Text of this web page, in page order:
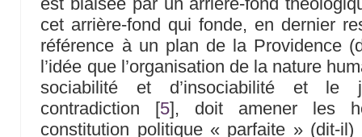
cet arrière-fond qui fonde, en dernier
référence à un plan de la Providence
l’idée que l’organisation de la nature
sociabilité et d’insociabilité et le
contradiction [5], doit amener les
constitution politique « parfaite » (dit-